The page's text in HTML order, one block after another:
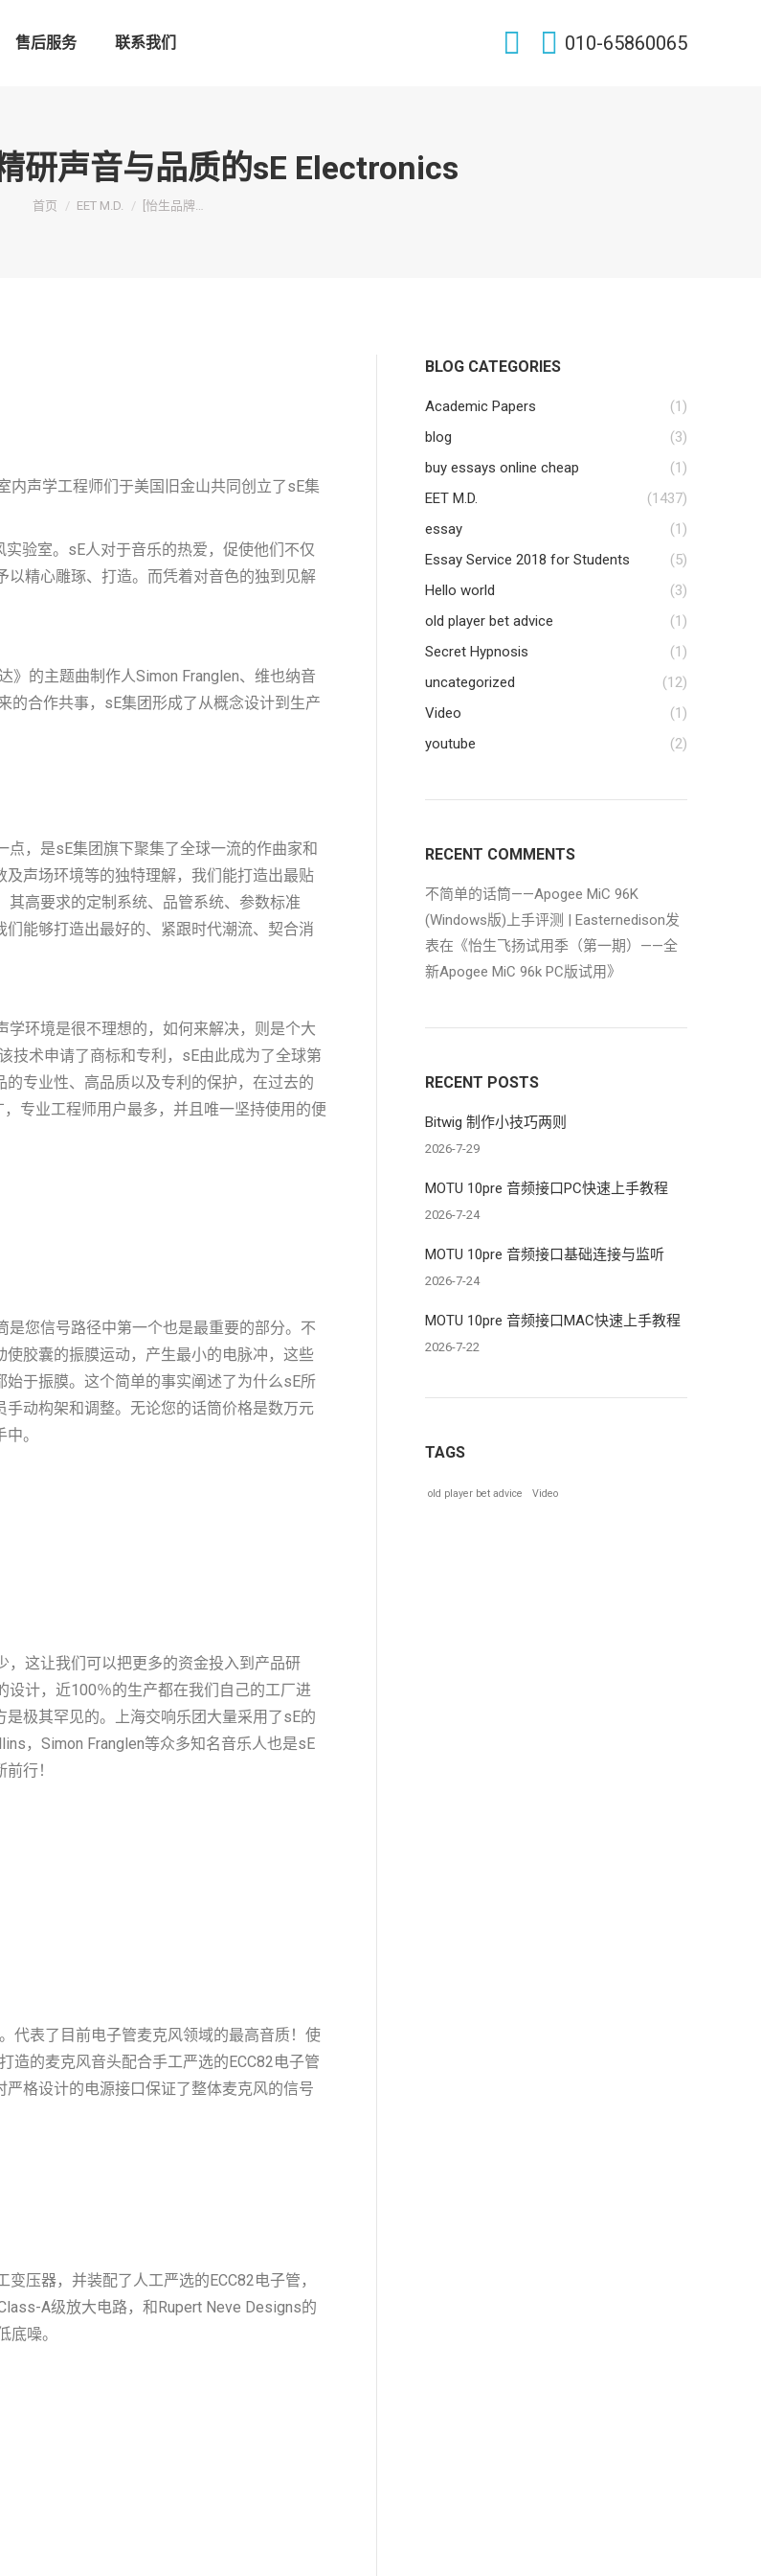
售后服务 联系我们 010-65860065
研声音与品质的sE Electronics
您在这里：
首页 EET M.D. [怡生品牌…
声学工程师们于美国旧金山共同创立了sE集
验室。sE人对于音乐的热爱，促使他们不仅
精心雕琢、打造。而凭着对音色的独到见解
的主题曲制作人Simon Franglen、维也纳音
的合作共事，sE集团形成了从概念设计到生产
，是sE集团旗下聚集了全球一流的作曲家和
声场环境等的独特理解，我们能打造出最贴
高要求的定制系统、品管系统、参数标准
能够打造出最好的、紧跟时代潮流、契合消
环境是很不理想的，如何来解决，则是个大
技术申请了商标和专利，sE由此成为了全球第
专业性、高品质以及专利的保护，在过去的
专业工程师用户最多，并且唯一坚持使用的便
您信号路径中第一个也是最重要的部分。不
胶囊的振膜运动，产生最小的电脉冲，这些
于振膜。这个简单的事实阐述了为什么sE所
动构架和调整。无论您的话筒价格是数万元
。
这让我们可以把更多的资金投入到产品研
计，近100％的生产都在我们自己的工厂进
极其罕见的。上海交响乐团大量采用了sE的
，Simon Franglen等众多知名音乐人也是sE
行！
代表了目前电子管麦克风领域的最高音质！使
造的麦克风音头配合手工严选的ECC82电子管
格设计的电源接口保证了整体麦克风的信号
压器，并装配了人工严选的ECC82电子管，
A级放大电路，和Rupert Neve Designs的
噪。
BLOG CATEGORIES
Academic Papers
(1)
blog
(3)
buy essays online cheap
(1)
EET M.D.
(1437)
essay
(1)
Essay Service 2018 for Students
(5)
Hello world
(3)
old player bet advice
(1)
Secret Hypnosis
(1)
uncategorized
(12)
Video
(1)
youtube
(2)
RECENT COMMENTS
不简单的话筒——Apogee MiC 96K
(Windows版)上手评测 | Easternedison发
表在《怡生飞扬试用季（第一期）——全
新Apogee MiC 96k PC版试用》
RECENT POSTS
Bitwig 制作小技巧两则
2026-7-29
MOTU 10pre 音频接口PC快速上手教程
2026-7-24
MOTU 10pre 音频接口基础连接与监听
2026-7-24
MOTU 10pre 音频接口MAC快速上手教程
2026-7-22
TAGS
old player bet advice Video